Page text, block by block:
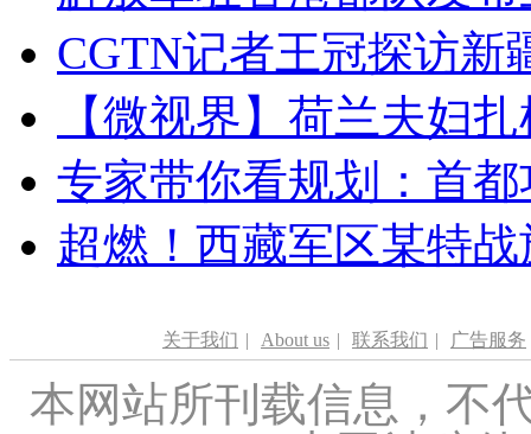
CGTN记者王冠探访新
【微视界】荷兰夫妇
专家带你看规划：首
超燃！西藏军区某特
关于我们 | About us | 联系我们 | 广告服务
本网站所刊载信息，不